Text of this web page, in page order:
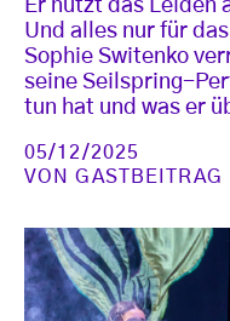
Er nutzt das Leiden
Und alles nur für
Sophie Switenko
seine Seilspring-
tun hat und was er
05/12/2025
VONGASTBEITRAG